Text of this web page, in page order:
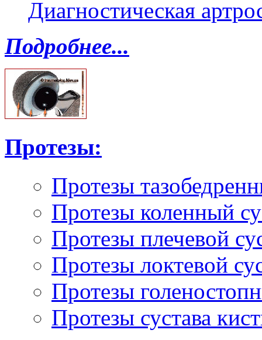
Диагностическая
Подробнее...
Протезы:
Протезы
Протезы коленный
Протезы плечевой
Протезы локтевой
Протезы
Протезы сустава